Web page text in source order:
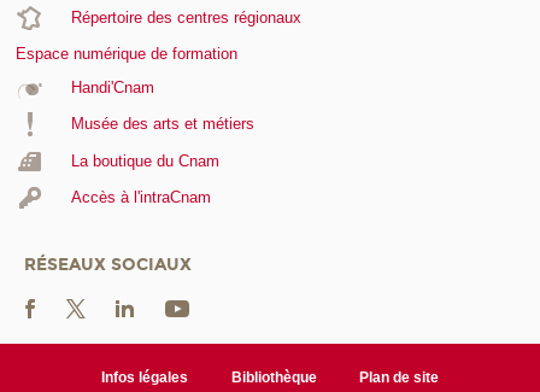
Répertoire des centres régionaux
Espace numérique de formation
Handi'Cnam
Musée des arts et métiers
La boutique du Cnam
Accès à l'intraCnam
RÉSEAUX SOCIAUX
Infos légales Bibliothèque Plan de site